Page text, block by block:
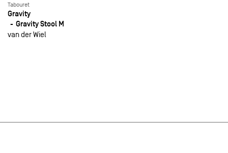
Tabouret
Gravity
Gravity Stool M
van der Wiel